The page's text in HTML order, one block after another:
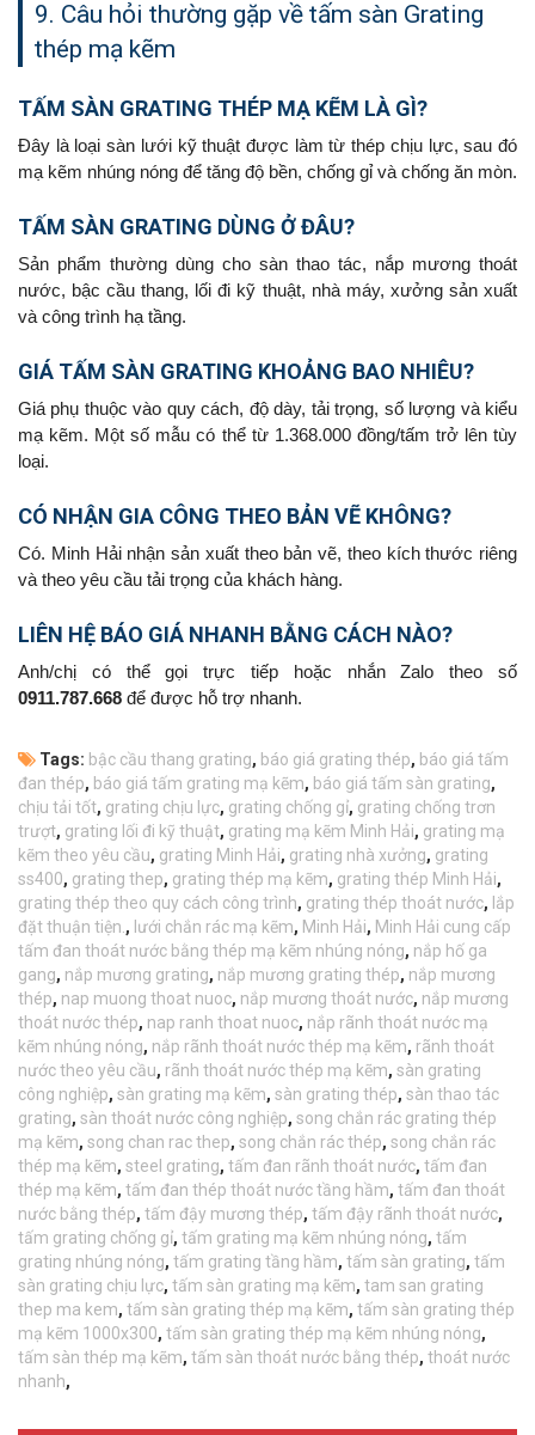
9. Câu hỏi thường gặp về tấm sàn Grating
thép mạ kẽm
TẤM SÀN GRATING THÉP MẠ KẼM LÀ GÌ?
Đây là loại sàn lưới kỹ thuật được làm từ thép chịu lực, sau đó
mạ kẽm nhúng nóng để tăng độ bền, chống gỉ và chống ăn mòn.
TẤM SÀN GRATING DÙNG Ở ĐÂU?
Sản phẩm thường dùng cho sàn thao tác, nắp mương thoát
nước, bậc cầu thang, lối đi kỹ thuật, nhà máy, xưởng sản xuất
và công trình hạ tầng.
GIÁ TẤM SÀN GRATING KHOẢNG BAO NHIÊU?
Giá phụ thuộc vào quy cách, độ dày, tải trọng, số lượng và kiểu
mạ kẽm. Một số mẫu có thể từ 1.368.000 đồng/tấm trở lên tùy
loại.
CÓ NHẬN GIA CÔNG THEO BẢN VẼ KHÔNG?
Có. Minh Hải nhận sản xuất theo bản vẽ, theo kích thước riêng
và theo yêu cầu tải trọng của khách hàng.
LIÊN HỆ BÁO GIÁ NHANH BẰNG CÁCH NÀO?
Anh/chị có thể gọi trực tiếp hoặc nhắn Zalo theo số
0911.787.668 để được hỗ trợ nhanh.
Tags: bậc cầu thang grating, báo giá grating thép, báo giá tấm
đan thép, báo giá tấm grating mạ kẽm, báo giá tấm sàn grating,
chịu tải tốt, grating chịu lực, grating chống gỉ, grating chống trơn
trượt, grating lối đi kỹ thuật, grating mạ kẽm Minh Hải, grating mạ
kẽm theo yêu cầu, grating Minh Hải, grating nhà xưởng, grating
ss400, grating thep, grating thép mạ kẽm, grating thép Minh Hải,
grating thép theo quy cách công trình, grating thép thoát nước, lắp
đặt thuận tiện. , lưới chắn rác mạ kẽm, Minh Hải, Minh Hải cung cấp
tấm đan thoát nước bằng thép mạ kẽm nhúng nóng, nắp hố ga
gang, nắp mương grating, nắp mương grating thép, nắp mương
thép, nap muong thoat nuoc, nắp mương thoát nước, nắp mương
thoát nước thép, nap ranh thoat nuoc, nắp rãnh thoát nước mạ
kẽm nhúng nóng, nắp rãnh thoát nước thép mạ kẽm, rãnh thoát
nước theo yêu cầu, rãnh thoát nước thép mạ kẽm, sàn grating
công nghiệp, sàn grating mạ kẽm, sàn grating thép, sàn thao tác
grating, sàn thoát nước công nghiệp, song chắn rác grating thép
mạ kẽm, song chan rac thep, song chắn rác thép, song chắn rác
thép mạ kẽm, steel grating, tấm đan rãnh thoát nước, tấm đan
thép mạ kẽm, tấm đan thép thoát nước tầng hầm, tấm đan thoát
nước bằng thép, tấm đậy mương thép, tấm đậy rãnh thoát nước,
tấm grating chống gỉ, tấm grating mạ kẽm nhúng nóng, tấm
grating nhúng nóng, tấm grating tầng hầm, tấm sàn grating, tấm
sàn grating chịu lực, tấm sàn grating mạ kẽm, tam san grating
thep ma kem, tấm sàn grating thép mạ kẽm, tấm sàn grating thép
mạ kẽm 1000x300, tấm sàn grating thép mạ kẽm nhúng nóng,
tấm sàn thép mạ kẽm, tấm sàn thoát nước bằng thép, thoát nước
nhanh,